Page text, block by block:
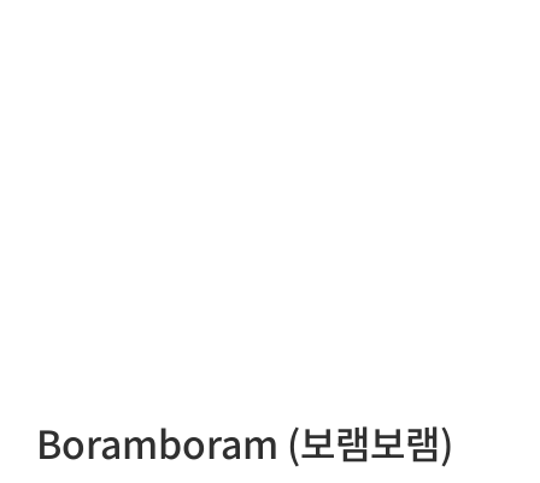
Boramboram (보램보램)